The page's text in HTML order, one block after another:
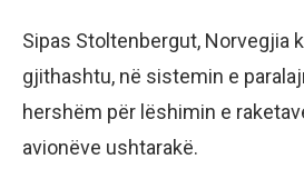
Sipas Stoltenbergut, Norvegjia
gjithashtu, në sistemin e
hershëm për lëshimin e
avionëve ushtarakë.